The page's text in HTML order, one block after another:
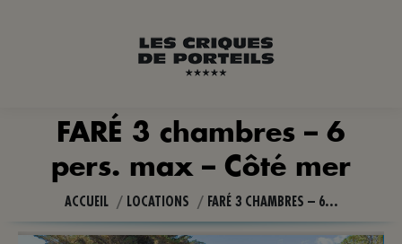
FARÉ 3 chambres – 6
pers. max – Côté mer
Vous êtes ici :
ACCUEIL LOCATIONS FARÉ 3 CHAMBRES – 6…